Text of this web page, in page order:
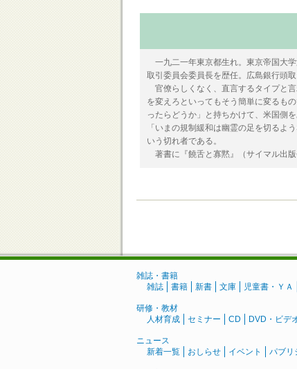
一九二一年東京都生れ。東京帝国大
取引委員会委員長を歴任。広島銀行頭
官僚らしくなく、直言するタイプと
を変えろといってもそう簡単に変るも
ったらどうか」と持ちかけて、米国側
「いまの規制緩和は幽霊の足を切るよ
いう切れ者である。
著書に『饒舌と寡黙』（サイマル出版
雑誌・書籍
雑誌
書籍 新書 文庫 児童書・ＹＡ
研修・教材
人材育成
セミナー CD DVD・ビデ
ニュース
新着一覧
おしらせ イベント パブリ